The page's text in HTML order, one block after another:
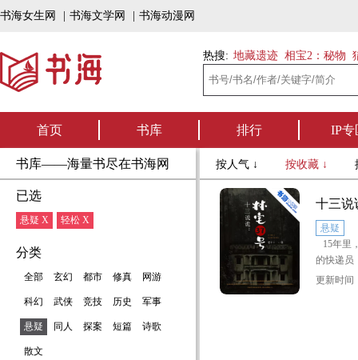
书海女生网 书海文学网 书海动漫网
热搜: 地藏遗迹 相宝2：秘物
首页 书库 排行 IP专
书库——海量书尽在书海网
已选
悬疑 X 轻松 X
分类
全部 玄幻 都市 修真 网游
科幻 武侠 竞技 历史 军事
悬疑 同人 探案 短篇 诗歌
散文
按人气 ↓ 按收藏 ↓
十三说
悬疑
15年里
的快递员
更新时间